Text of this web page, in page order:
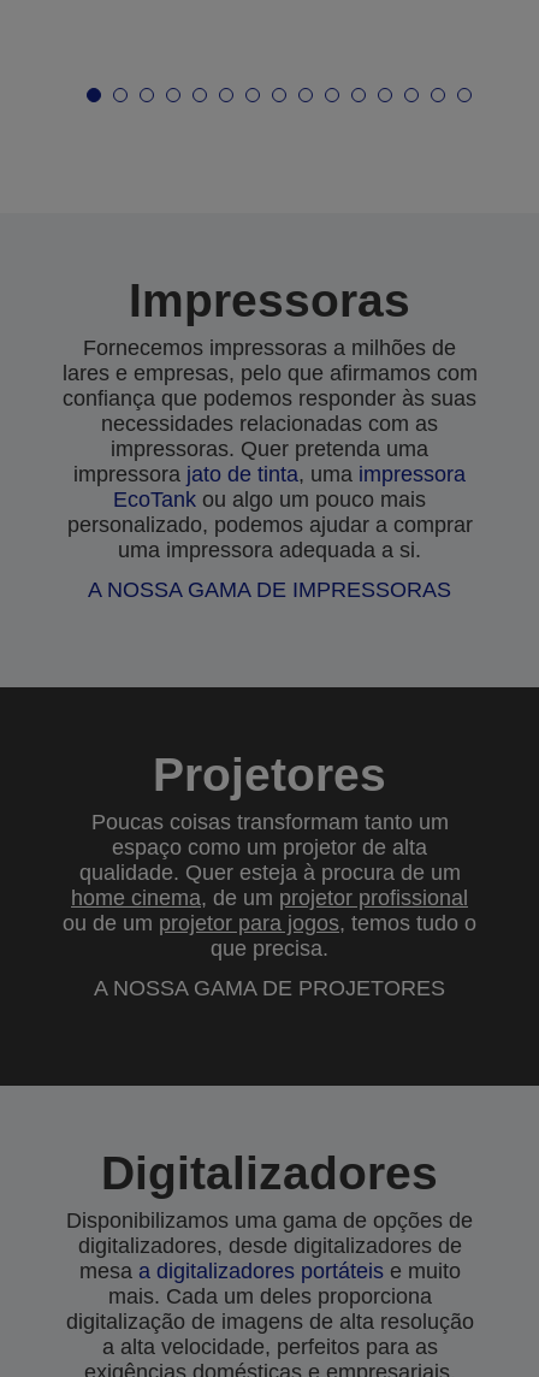
Impressoras
Fornecemos impressoras a milhões de
lares e empresas, pelo que afirmamos com
confiança que podemos responder às suas
necessidades relacionadas com as
impressoras. Quer pretenda uma
impressora jato de tinta, uma impressora
EcoTank ou algo um pouco mais
personalizado, podemos ajudar a comprar
uma impressora adequada a si.
A NOSSA GAMA DE IMPRESSORAS
Projetores
Poucas coisas transformam tanto um
espaço como um projetor de alta
qualidade. Quer esteja à procura de um
home cinema, de um projetor profissional
ou de um projetor para jogos, temos tudo o
que precisa.
A NOSSA GAMA DE PROJETORES
Digitalizadores
Disponibilizamos uma gama de opções de
digitalizadores, desde digitalizadores de
mesaa digitalizadores portáteise muito
mais. Cada um deles proporciona
digitalização de imagens de alta resolução
a alta velocidade, perfeitos para as
exigências domésticas e empresariais.